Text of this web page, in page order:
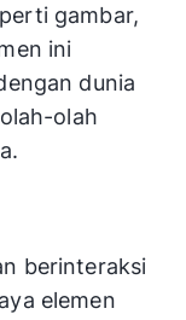
gambar,
ini
dunia
olah
berinteraksi
elemen